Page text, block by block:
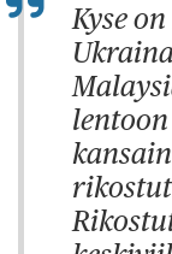
Kyse on kaksi vuotta sitten Itä-